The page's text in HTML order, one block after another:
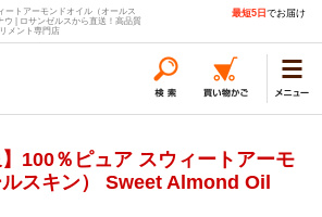
ートアーモンドオイル（オールス
ウ | ロサンゼルスから直送！高品質
メント専門店
最短5日 でお届け
】100％ピュア スウィートアーモ
スキン） Sweet Almond Oil